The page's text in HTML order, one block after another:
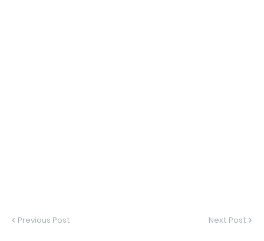
Previous Post Next Post